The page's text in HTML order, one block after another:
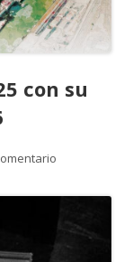
con su